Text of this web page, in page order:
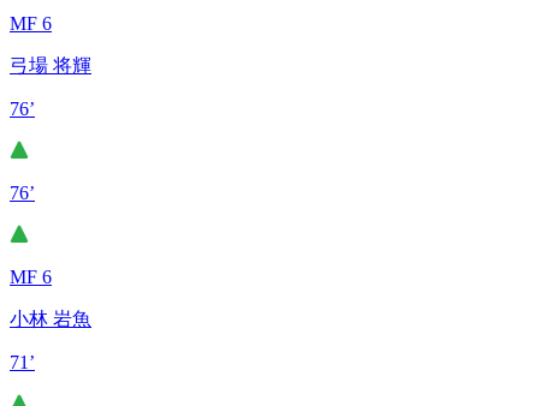
MF 6
弓場 将輝
76’
76’
MF 6
小林 岩魚
71’